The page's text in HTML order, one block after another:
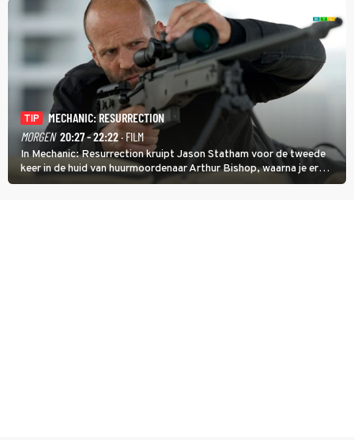
TIP
MECHANIC: RESURRECTION
MORGEN 20:27 - 22:22· FILM
In Mechanic: Resurrection kruipt Jason Statham voor de tweede
keer in de huid van huurmoordenaar Arthur Bishop, waarna je er
donder op kunt zeggen dat er van Bishops geplande pensioen niet